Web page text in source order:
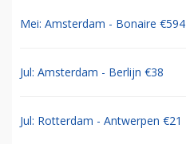
Mei: Amsterdam - Bonaire €594
Jul: Amsterdam - Berlijn €38
Jul: Rotterdam - Antwerpen €21